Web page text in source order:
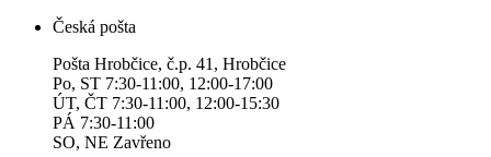
Česká pošta
Pošta Hrobčice, č.p. 41, Hrobčice
Po, ST 7:30-11:00, 12:00-17:00
ÚT, ČT 7:30-11:00, 12:00-15:30
PÁ 7:30-11:00
SO, NE Zavřeno